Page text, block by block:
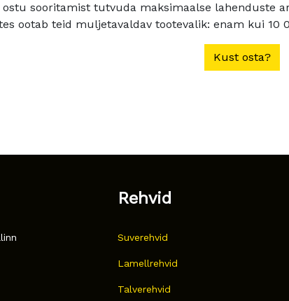
sooritamist tutvuda maksimaalse lahenduste
ootab teid muljetavaldav tootevalik: enam kui 10
Kust osta?
Rehvid
Suverehvid
Lamellrehvid
Talverehvid